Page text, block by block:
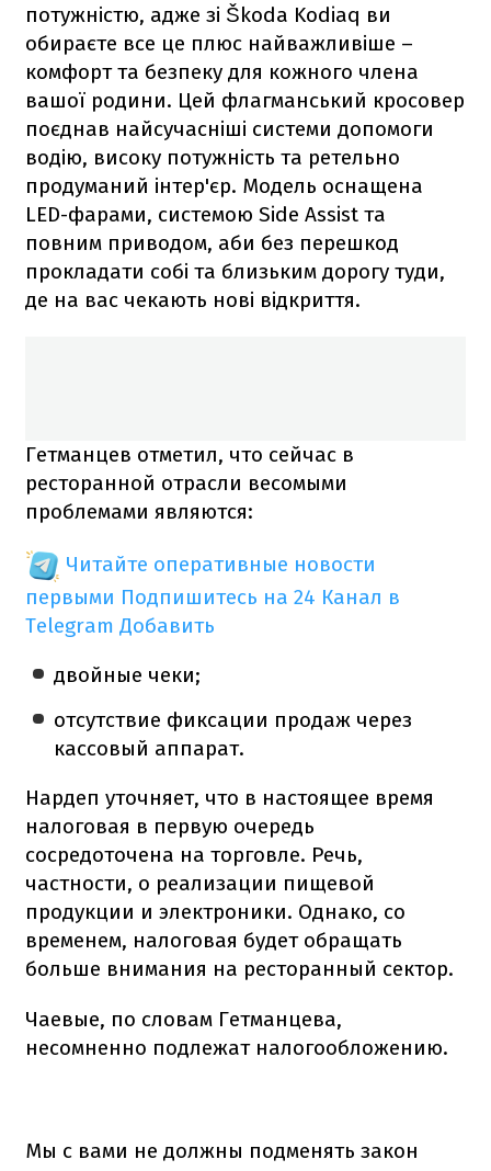
потужністю, адже зі Škoda Kodiaq ви
обираєте все це плюс найважливіше –
комфорт та безпеку для кожного члена
вашої родини. Цей флагманський кросовер
поєднав найсучасніші системи допомоги
водію, високу потужність та ретельно
продуманий інтер'єр. Модель оснащена
LED-фарами, системою Side Assist та
повним приводом, аби без перешкод
прокладати собі та близьким дорогу туди,
де на вас чекають нові відкриття.
Гетманцев отметил, что сейчас в
ресторанной отрасли весомыми
проблемами являются:
Читайте оперативные новости
первыми Подпишитесь на 24 Канал в
Telegram Добавить
двойные чеки;
отсутствие фиксации продаж через
кассовый аппарат.
Нардеп уточняет, что в настоящее время
налоговая в первую очередь
сосредоточена на торговле. Речь,
частности, о реализации пищевой
продукции и электроники. Однако, со
временем, налоговая будет обращать
больше внимания на ресторанный сектор.
Чаевые, по словам Гетманцева,
несомненно подлежат налогообложению.
Мы с вами не должны подменять закон